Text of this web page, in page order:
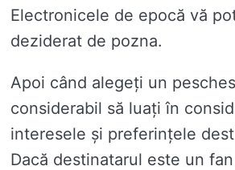
Electronicele de epocă vă
deziderat de pozna.
Apoi când alegeți un
considerabil să luați în
interesele și preferințele
Dacă destinatarul este un